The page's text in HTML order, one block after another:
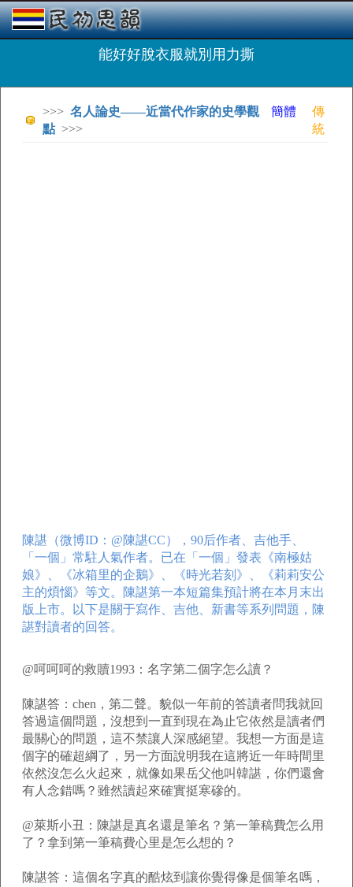
能好好脫衣服就別用力撕
>>> 名人論史——近當代作家的史學觀
點 >>>
簡體
傳
統
陳諶（微博ID：@陳諶CC），90后作者、吉他手、
「一個」常駐人氣作者。已在「一個」發表《南極姑
娘》、《冰箱里的企鵝》、《時光若刻》、《莉莉安公
主的煩惱》等文。陳諶第一本短篇集預計將在本月末出
版上市。以下是關于寫作、吉他、新書等系列問題，陳
諶對讀者的回答。
@呵呵呵的救贖1993：名字第二個字怎么讀？
陳諶答：chen，第二聲。貌似一年前的答讀者問我就回
答過這個問題，沒想到一直到現在為止它依然是讀者們
最關心的問題，這不禁讓人深感絕望。我想一方面是這
個字的確超綱了，另一方面說明我在這將近一年時間里
依然沒怎么火起來，就像如果岳父他叫韓諶，你們還會
有人念錯嗎？雖然讀起來確實挺寒磣的。
@萊斯小丑：陳諶是真名還是筆名？第一筆稿費怎么用
了？拿到第一筆稿費心里是怎么想的？
陳諶答：這個名字真的酷炫到讓你覺得像是個筆名嗎，